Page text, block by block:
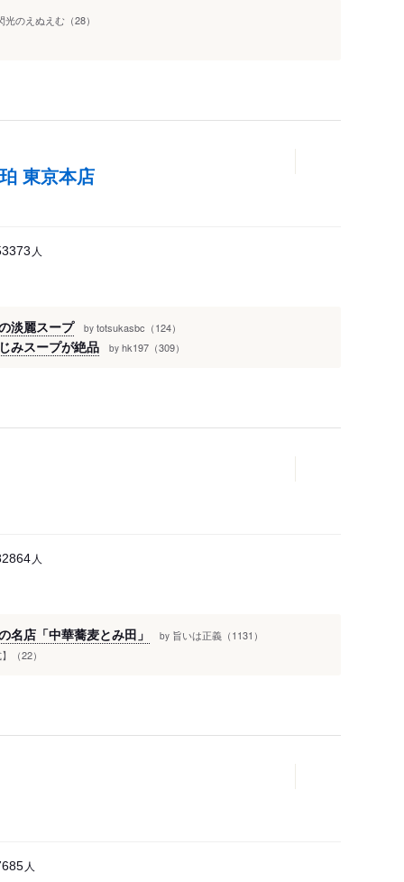
光のえぬえむ（28）
東京本店
人
淡麗スープ by totsukasbc（124）
みスープが絶品 by hk197（309）
人
名店「中華蕎麦とみ田」 by 旨いは正義（1131）
（22）
人